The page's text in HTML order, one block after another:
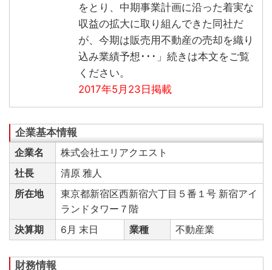
をとり、中期事業計画に沿った着実な
収益の拡大に取り組んできた同社だ
が、今期は販売用不動産の売却を織り
込み業績予想･･･」続きは本文をご覧
ください。
2017年5月23日掲載
企業名
株式会社エリアクエスト
社長
清原 雅人
所在地
東京都新宿区西新宿六丁目５番１号 新宿アイ
ランドタワー７階
決算期
6月 末日 業種 不動産業